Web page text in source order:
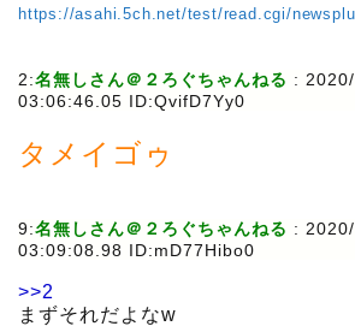
https://asahi.5ch.net/test/read.cgi/
2:名無しさん＠２ろぐちゃんねる :
03:06:46.05 ID:QvifD7Yy0
タメイゴゥ
9:名無しさん＠２ろぐちゃんねる :
03:09:08.98 ID:mD77Hibo0
>>2
まずそれだよなw